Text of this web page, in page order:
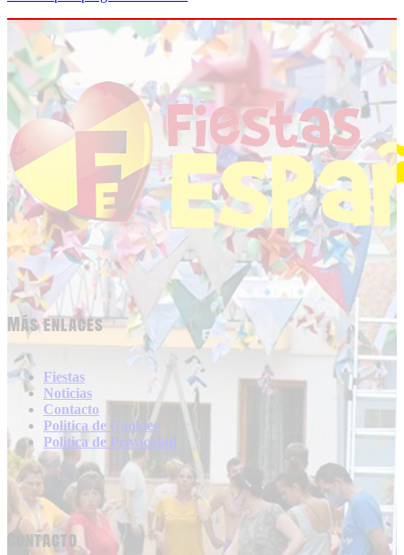
Más enlaces
Fiestas
Noticias
Contacto
Politica de Cookies
Politica de Privacidad
Contacto